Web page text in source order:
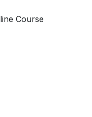
Course